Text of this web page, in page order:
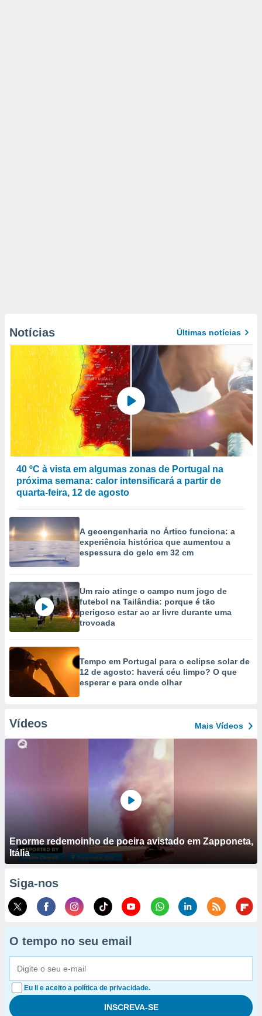
Notícias Últimas notícias
40 ºC à vista em algumas zonas de Portugal na
próxima semana: calor intensificará a partir de
quarta-feira, 12 de agosto
A geoengenharia no Ártico funciona: a
experiência histórica que aumentou a
espessura do gelo em 32 cm
Um raio atinge o campo num jogo de
futebol na Tailândia: porque é tão
perigoso estar ao ar livre durante uma
trovoada
Tempo em Portugal para o eclipse solar de
12 de agosto: haverá céu limpo? O que
esperar e para onde olhar
Vídeos Mais Vídeos
Enorme redemoinho de poeira avistado em Zapponeta,
Itália
Siga-nos
O tempo no seu email
Eu li e aceito a política de privacidade.